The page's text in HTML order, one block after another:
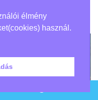
élmény
használ.